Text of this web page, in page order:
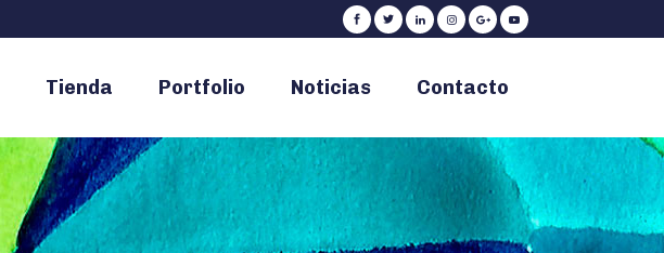
Tienda Portfolio Noticias Contacto